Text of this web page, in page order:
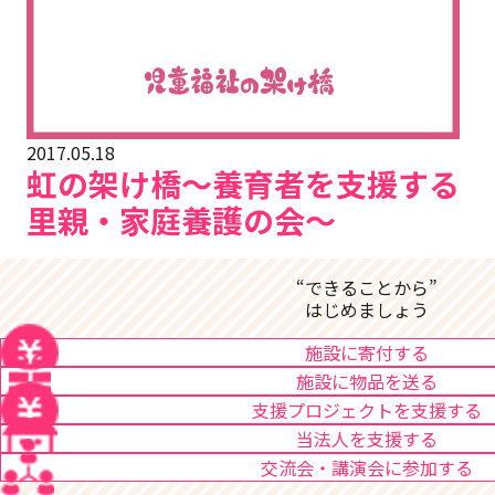
2017.05.18
虹の架け橋〜養育者を支援する
里親・家庭養護の会〜
“できることから”
はじめましょう
施設に寄付する
施設に物品を送る
支援プロジェクトを支援する
当法人を支援する
交流会・講演会に参加する